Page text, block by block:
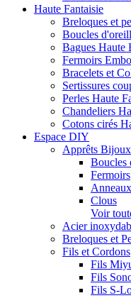
Haute Fantaisie
Breloques et
Boucles
Bagues Haute
Fermoirs
Bracelets et
Sertissures
Perles Haute
Chandeliers
Cotons cirés
Espace DIY
Apprêts Bijoux
Boucles
Fermoirs
Anneaux
Clous
Voir
Acier
Breloques et
Fils et Cordons
Fils
Fils
Fils S-